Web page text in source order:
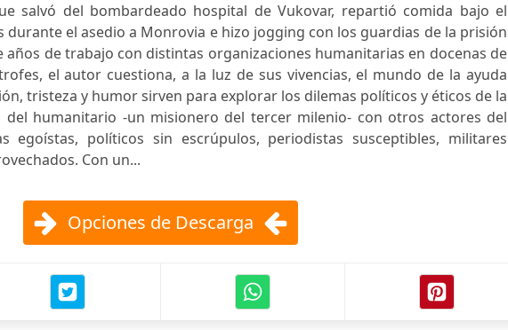
salvó del bombardeado hospital de Vukovar, repartió comida bajo el
el asedio a Monrovia e hizo jogging con los guardias de la prisión
años de trabajo con distintas organizaciones humanitarias en docenas de
el autor cuestiona, a la luz de sus vivencias, el mundo de la ayuda
tristeza y humor sirven para explorar los dilemas políticos y éticos de la
del humanitario -un misionero del tercer milenio- con otros actores del
egoístas, políticos sin escrúpulos, periodistas susceptibles, militares
Con un...
Opciones de Descarga